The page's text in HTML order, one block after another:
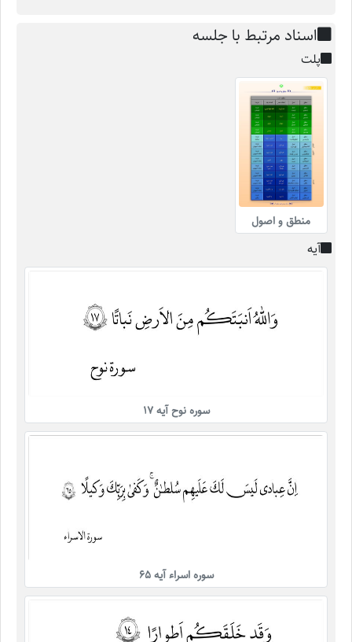
اسناد مرتبط با جلسه
پلت
منطق و اصول
آیه
سوره نوح آیه ۱۷
سوره اسراء آیه ۶۵